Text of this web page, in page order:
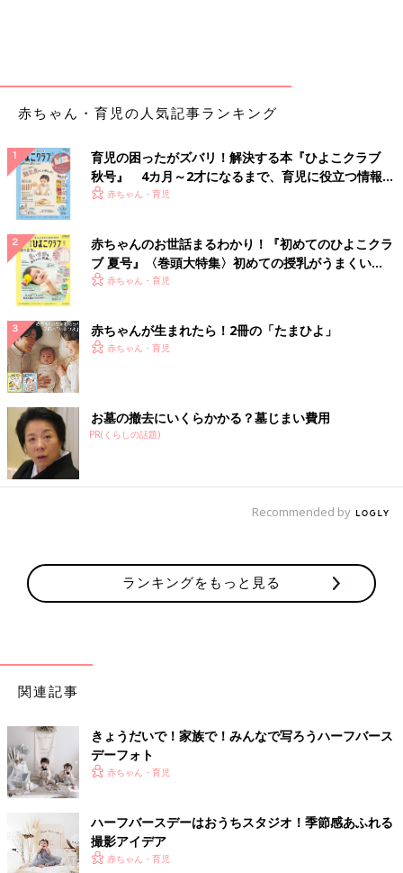
出典：Instagramアカウント「m__iku02」
mikuさんは白とデニムのおそろいファッションでハーフバース
デーの写真を撮影しました。家族の笑顔が素敵な1枚です。セッ
トのドライフラワーリースやミモザが秋らしいですね！
秋らしいセットでハーフバースデーの写真を撮影
mioさんは秋らしいセットでハーフバースーでの写真を撮影。ニ
コニコ笑顔が可愛らしいですね！
たくさんのドライフラワーの中でハーフバースデー
の撮影
赤ちゃん・育児の人気記事ランキング
育児の困ったがズバリ！解決する本『ひよこクラブ
秋号』 4カ月～2才になるまで、育児に役立つ情報が
いっぱい！
赤ちゃん・育児
赤ちゃんのお世話まるわかり！『初めてのひよこクラ
ブ 夏号』〈巻頭大特集〉初めての授乳がうまくい
く！ おっぱい・ミルクの基本と夏のトラブル 解決テ
赤ちゃん・育児
赤ちゃんが生まれたら！2冊の「たまひよ」
赤ちゃん・育児
お墓の撤去にいくらかかる？墓じまい費用
PR(くらしの話題)
Recommended by
ランキングをもっと見る
関連記事
きょうだいで！家族で！みんなで写ろうハーフバース
デーフォト
赤ちゃん・育児
ハーフバースデーはおうちスタジオ！季節感あふれる
撮影アイデア
赤ちゃん・育児